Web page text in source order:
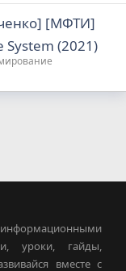
[МФТИ]
System (2021)
уроки, гайды,
вместе с